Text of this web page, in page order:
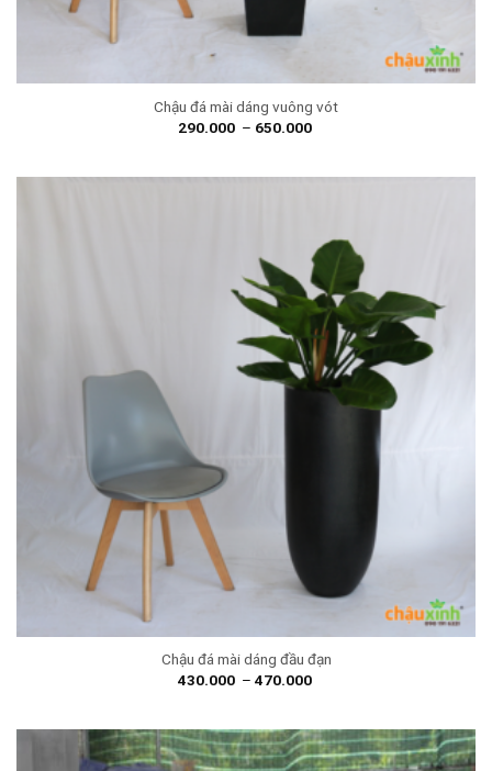
Chậu đá mài dáng vuông vót
290.000 – 650.000
Chậu đá mài dáng đầu đạn
430.000 – 470.000